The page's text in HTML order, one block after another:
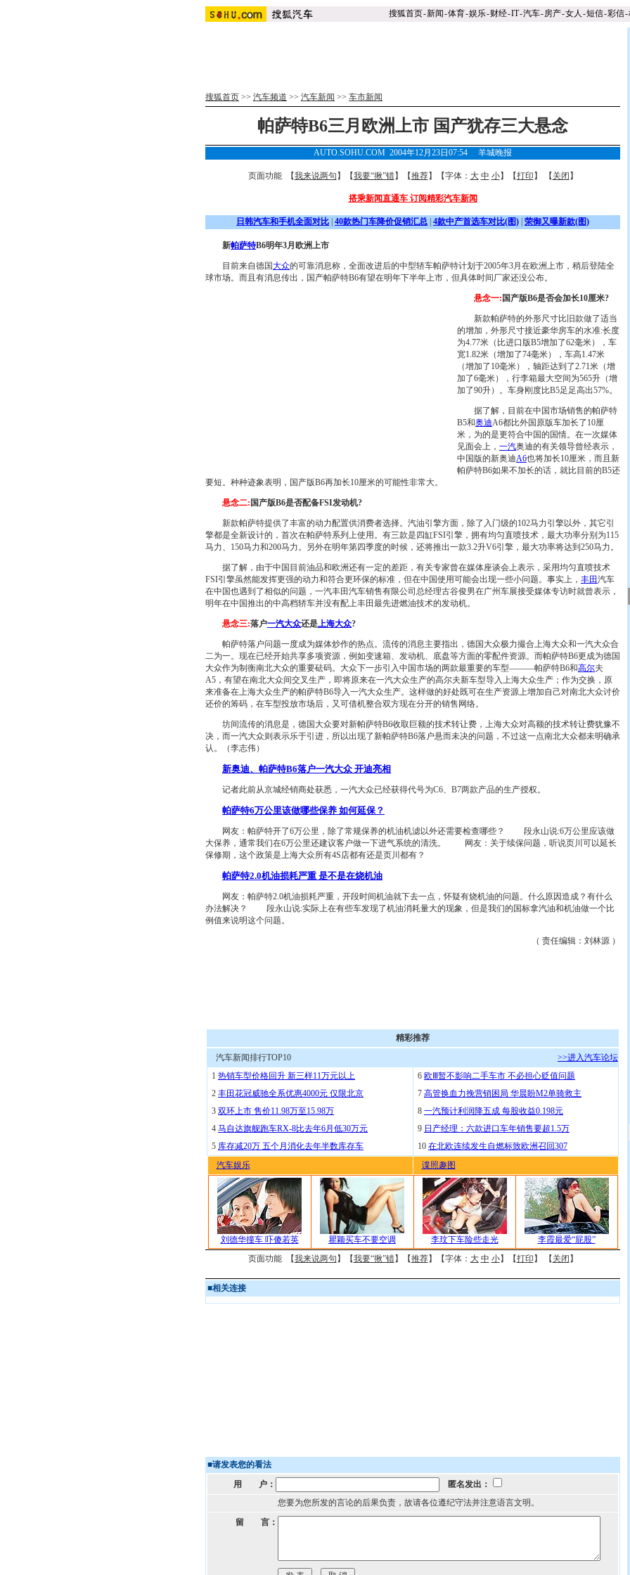
搜狐首页-新闻-体育-娱乐-财经-IT-汽车-房产-女人 -短信-彩信-
搜狐首页 >> 汽车频道 >> 汽车新闻 >> 车市新闻
帕萨特B6三月欧洲上市 国产犹存三大悬念
AUTO.SOHU.COM 2004年12月23日07:54 羊城晚报
页面功能 【我来说两句 】【我要“揪”错】【推荐】【字体： 大 中 小】【打印 】 【 关闭 】
搭乘新闻直通车 订阅精彩汽车新闻
日韩汽车和手机全面对比 40款热门车降价促销汇总 4款中产首选车对比(图) 荣御又曝新款(图)
新帕萨特B6明年3月欧洲上市
目前来自德国大众的可靠消息称，全面改进后的中型轿车帕萨特计划于2005年3月在欧洲上市，稍后登陆全
球市场。而且有消息传出，国产帕萨特B6有望在明年下半年上市，但具体时间厂家还没公布。
悬念一: 国产版B6是否会加长10厘米?
新款帕萨特的外形尺寸比旧款做了适当
的增加，外形尺寸接近豪华房车的水准:长度
为4.77米（比进口版B5增加了62毫米），车
宽1.82米（增加了74毫米），车高1.47米
（增加了10毫米），轴距达到了2.71米（增
加了6毫米），行李箱最大空间为565升（增
加了90升）。车身刚度比B5足足高出57%。
据了解，目前在中国市场销售的帕萨特
B5和奥迪A6都比外国原版车加长了10厘
米，为的是更符合中国的国情。在一次媒体
见面会上， 一汽奥迪的有关领导曾经表示，
中国版的新奥迪A6也将加长10厘米，而且新
帕萨特B6如果不加长的话，就比目前的B5还
要短。种种迹象表明，国产版B6再加长10厘米的可能性非常大。
悬念二: 国产版B6是否配备FSI发动机?
新款帕萨特提供了丰富的动力配置供消费者选择。汽油引擎方面，除了入门级的102马力引擎以外，其它引
擎都是全新设计的，首次在帕萨特系列上使用。有三款是四缸FSI引擎，拥有均匀直喷技术，最大功率分别为115
马力、150马力和200马力。另外在明年第四季度的时候，还将推出一款3.2升V6引擎，最大功率将达到250马力。
据了解，由于中国目前油品和欧洲还有一定的差距，有关专家曾在媒体座谈会上表示，采用均匀直喷技术
FSI引擎虽然能发挥更强的动力和符合更环保的标准，但在中国使用可能会出现一些小问题。事实上， 丰田汽车
在中国也遇到了相似的问题，一汽丰田汽车销售有限公司总经理古谷俊男在广州车展接受媒体专访时就曾表示，
明年在中国推出的中高档轿车并没有配上丰田最先进燃油技术的发动机。
悬念三:落户一汽大众还是上海大众?
帕萨特落户问题一度成为媒体炒作的热点。流传的消息主要指出，德国大众极力撮合上海大众和一汽大众合
二为一。现在已经开始共享多项资源，例如变速箱、发动机、底盘等方面的零配件资源。而帕萨特B6更成为德国
大众作为制衡南北大众的重要砝码。大众下一步引入中国市场的两款最重要的车型———帕萨特B6和高尔夫
A5，有望在南北大众间交叉生产，即将原来在一汽大众生产的高尔夫新车型导入上海大众生产；作为交换，原
来准备在上海大众生产的帕萨特B6导入一汽大众生产。这样做的好处既可在生产资源上增加自己对南北大众讨价
还价的筹码，在车型投放市场后，又可借机整合双方现在分开的销售网络。
坊间流传的消息是，德国大众要对新帕萨特B6收取巨额的技术转让费，上海大众对高额的技术转让费犹豫不
决，而一汽大众则表示乐于引进，所以出现了新帕萨特B6落户悬而未决的问题，不过这一点南北大众都未明确承
认。（李志伟）
新奥迪、帕萨特B6落户一汽大众 开迪亮相
记者此前从京城经销商处获悉，一汽大众已经获得代号为C6、B7两款产品的生产授权。
帕萨特6万公里该做哪些保养 如何延保？
网友：帕萨特开了6万公里，除了常规保养的机油机滤以外还需要检查哪些？ 段永山说:6万公里应该做
大保养，通常我们在6万公里还建议客户做一下进气系统的清洗。 网友：关于续保问题，听说页川可以延长
保修期，这个政策是上海大众所有4S店都有还是页川都有？
帕萨特2.0机油损耗严重 是不是在烧机油
网友：帕萨特2.0机油损耗严重，开段时间机油就下去一点，怀疑有烧机油的问题。什么原因造成？有什么
办法解决？ 段永山说:实际上在有些车发现了机油消耗量大的现象，但是我们的国标拿汽油和机油做一个比
例值来说明这个问题。
（ 责任编辑：刘林源 ）
精彩推荐
汽车新闻排行TOP10
>>进入汽车论坛
1 热销车型价格回升 新三样11万元以上
2 丰田花冠威驰全系优惠4000元 仅限北京
3 双环上市 售价11.98万至15.98万
4 马自达旗舰跑车RX-8比去年6月低30万元
5 库存减20万 五个月消化去年半数库存车
6 欧Ⅲ暂不影响二手车市 不必担心贬值问题
7 高管换血力挽营销困局 华晨盼M2单骑救主
8 一汽预计利润降五成 每股收益0.198元
9 日产经理：六款进口车年销售要超1.5万
10 在北欧连续发生自燃标致欧洲召回307
汽车娱乐
谍照趣图
刘德华撞车 吓傻若英 瞿颖买车不要空调 李玟下车险些走光
李霞最爱“屁股”
页面功能 【我来说两句 】【我要“揪”错】【推荐】【字体： 大 中 小】【打印 】 【 关闭 】
■相关连接
■请发表您的看法
用 户：
匿名发出：
您要为您所发的言论的后果负责，故请各位遵纪守法并注意语言文明。
留 言：